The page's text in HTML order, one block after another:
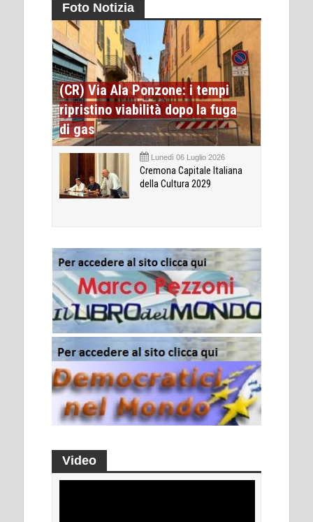
Foto Notizia
(CR) Via Ala Ponzone: i tempi
ripristino viabilità dopo la fuga
di gas
Lunedì 06 Luglio 2026
Cremona Capitale Italiana
della Cultura 2029
Video